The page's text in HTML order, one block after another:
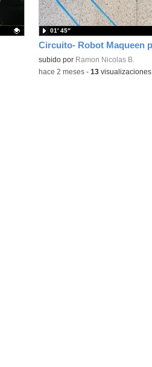
Contenido educativo.
subido por Ramon Nicolas B.
01′ 45″
-hace 2 meses- 13visualizaciones